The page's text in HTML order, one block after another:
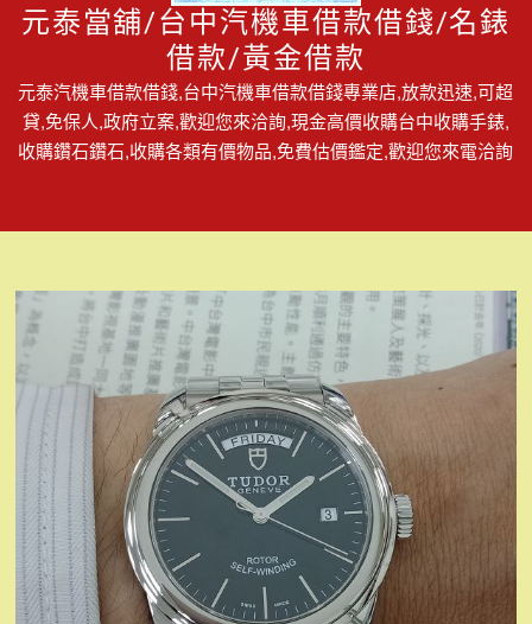
元泰當舖/台中汽機車借款借錢/名錶
借款/黃金借款
元泰汽機車借款借錢,台中汽機車借款借錢專業店,放款迅速,可超
貸,免保人,政府立案,歡迎您來洽詢,現金高價收購台中收購手錶,
收購鑽石鑽石,收購各類有價物品,免費估價鑑定,歡迎您來電洽詢